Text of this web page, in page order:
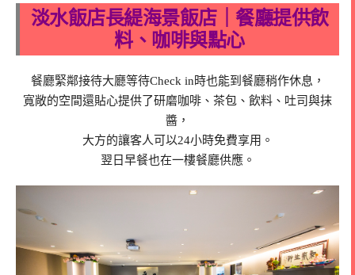
淡水飯店長緹海景飯店｜餐廳提供飲
料、咖啡與點心
餐廳緊鄰接待大廳等待Check in時也能到餐廳稍作休息，
寬敞的空間還貼心提供了研磨咖啡、茶包、飲料、吐司與抹
醬，
大方的讓客人可以24小時免費享用。
翌日早餐也在一樓餐廳供應。